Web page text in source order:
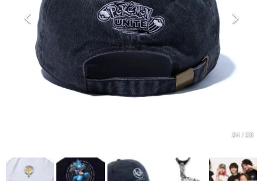
電ファミニコゲーマーとは？
運営：株式会社マレ
24 / 28